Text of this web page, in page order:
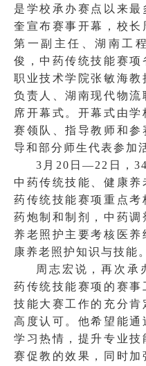
是学校承办赛点以来最
奎宣布赛事开幕，校
第一副主任、湖南工
俊，中药传统技能赛
职业技术学院张敏海
负责人、湖南现代物流
席开幕式。开幕式由
赛领队、指导教师和
导和部分师生代表参加
3月20日—22日，
中药传统技能、健康
药传统技能赛项重点考
药炮制和制剂，中药
养老照护主要考核医
康养老照护知识与技能。
周志宏说，再次承
药传统技能赛项的赛
技能大赛工作的充分
高度认可。他希望能
学习热情，提升专业技
赛促教的效果，同时